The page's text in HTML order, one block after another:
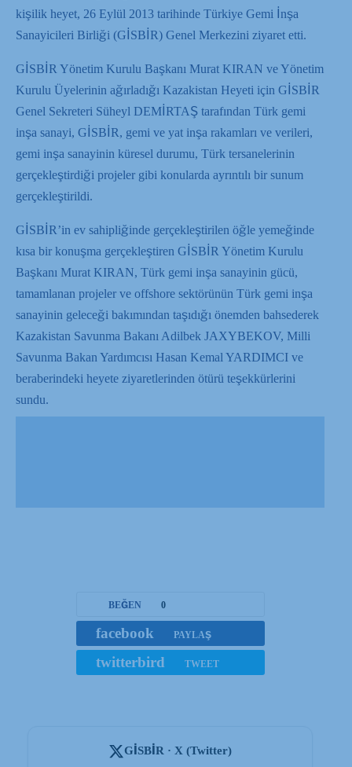
kişilik heyet, 26 Eylül 2013 tarihinde Türkiye Gemi İnşa
Sanayicileri Birliği (GİSBİR) Genel Merkezini ziyaret etti.
GİSBİR Yönetim Kurulu Başkanı Murat KIRAN ve Yönetim
Kurulu Üyelerinin ağırladığı Kazakistan Heyeti için GİSBİR
Genel Sekreteri Süheyl DEMİRTAŞ tarafından Türk gemi
inşa sanayi, GİSBİR, gemi ve yat inşa rakamları ve verileri,
gemi inşa sanayinin küresel durumu, Türk tersanelerinin
gerçekleştirdiği projeler gibi konularda ayrıntılı bir sunum
gerçekleştirildi.
GİSBİR’in ev sahipliğinde gerçekleştirilen öğle yemeğinde
kısa bir konuşma gerçekleştiren GİSBİR Yönetim Kurulu
Başkanı Murat KIRAN, Türk gemi inşa sanayinin gücü,
tamamlanan projeler ve offshore sektörünün Türk gemi inşa
sanayinin geleceği bakımından taşıdığı önemden bahsederek
Kazakistan Savunma Bakanı Adilbek JAXYBEKOV, Milli
Savunma Bakan Yardımcısı Hasan Kemal YARDIMCI ve
beraberindeki heyete ziyaretlerinden ötürü teşekkürlerini
sundu.
BEĞEN 0
facebook PAYLAŞ
twitterbird TWEET
GİSBİR · X (Twitter)